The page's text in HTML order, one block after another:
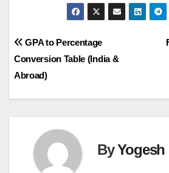
Post
navigation
GPA to Percentage
Conversion Table (India &
Abroad)
ByYogesh